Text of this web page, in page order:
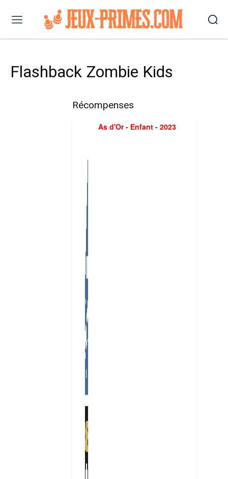
Flashback Zombie Kids
Récompenses
As d'Or - Enfant - 2023